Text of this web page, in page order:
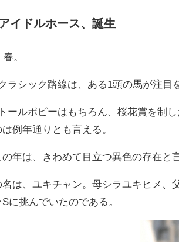
アイドルホース、誕生
。
ラシック路線は、ある1頭の馬が注目
ールポピーはもちろん、桜花賞を制
例年通りとも言える。
の年は、きわめて目立つ異色の存在と
名は、ユキチャン。母シラユキヒメ、
に挑んでいたのである。